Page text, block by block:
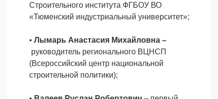
Строительного института ФГБОУ ВО
«Тюменский индустриальный университет»;
• Лымарь Анастасия Михайловна –
руководитель регионального ВЦНСП
(Всероссийский центр национальной
строительной политики);